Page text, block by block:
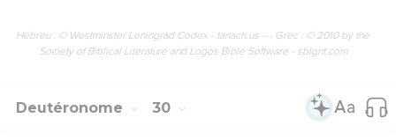
Hébreu : © Westminster Leningrad Codex - tanach.us --- Grec : © 2010 by the
Society of Biblical Literature and Logos Bible Software - sblgnt.com
Deutéronome 30